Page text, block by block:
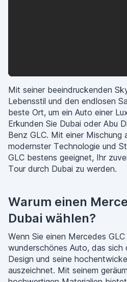
Mit seiner beeindruckenden
Lebensstil und den endlosen
beste Ort, um ein Auto einer
Erkunden Sie Dubai oder Abu
Benz GLC. Mit einer Mischung
modernster Technologie und
GLC bestens geeignet, Ihr
Tour durch Dubai zu werden.
Warum einen
Dubai wählen?
Wenn Sie einen Mercedes
wunderschönes Auto, das sich
Design und seine
auszeichnet. Mit seinem